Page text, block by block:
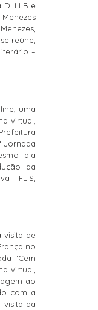
e
reúne,
–
uma
virtual,
Jornada
dia
da
– FLIS,
visita de
no
“Cem
virtual,
ao
com a
visita da